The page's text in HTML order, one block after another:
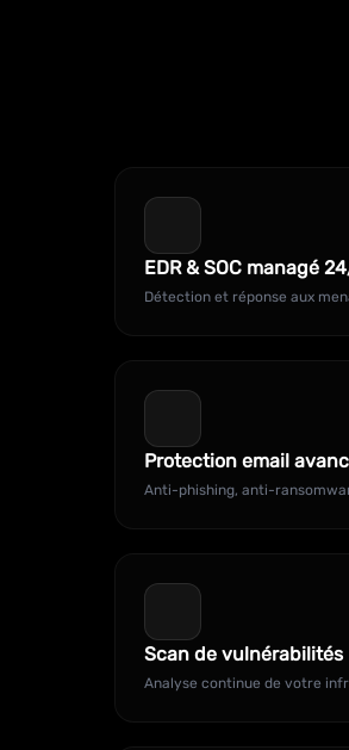
EDR & SOC managé
Détection et réponse aux
Protection email
Anti-phishing, anti-
Scan de vulnérabilités
Analyse continue de votre